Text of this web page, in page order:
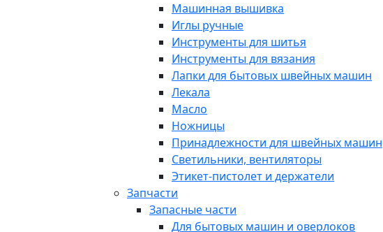
Машинная вышивка
Иглы ручные
Инструменты для шитья
Инструменты для вязания
Лапки для бытовых швейных машин
Лекала
Масло
Ножницы
Принадлежности для швейных машин
Светильники, вентиляторы
Этикет-пистолет и держатели
Запчасти
Запасные части
Для бытовых машин и оверлоков